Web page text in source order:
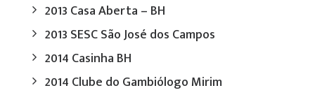
2013 Casa Aberta – BH
2013 SESC São José dos Campos
2014 Casinha BH
2014 Clube do Gambiólogo Mirim